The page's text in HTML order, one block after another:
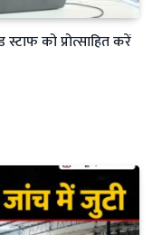
को प्रोत्साहित करें